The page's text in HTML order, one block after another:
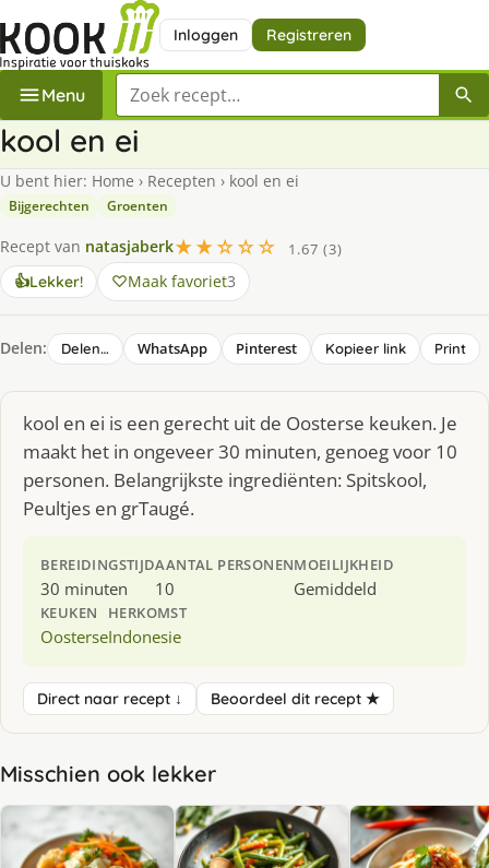
Inloggen Registreren
Menu Zoek een recept
kool en ei
U bent hier: Home › Recepten › kool en ei
Bijgerechten Groenten
Recept van natasjaberk★★☆☆☆
1.67 (3)
👍Lekker! Maak favoriet3
Delen: Delen… WhatsApp Pinterest Kopieer link Print
kool en ei is een gerecht uit de Oosterse keuken. Je
maakt het in ongeveer 30 minuten, genoeg voor 10
personen. Belangrijkste ingrediënten: Spitskool,
Peultjes en grTaugé.
BEREIDINGSTIJD
30 minuten
AANTAL PERSONEN
10
MOEILIJKHEID
Gemiddeld
KEUKEN
Oosterse
HERKOMST
Indonesie
Direct naar recept ↓ Beoordeel dit recept ★
Misschien ook lekker